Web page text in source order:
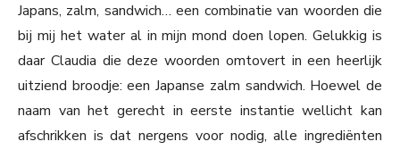
Japans, zalm, sandwich… een combinatie van woorden die
bij mij het water al in mijn mond doen lopen. Gelukkig is
daar Claudia die deze woorden omtovert in een heerlijk
uitziend broodje: een Japanse zalm sandwich. Hoewel de
naam van het gerecht in eerste instantie wellicht kan
afschrikken is dat nergens voor nodig, alle ingrediënten